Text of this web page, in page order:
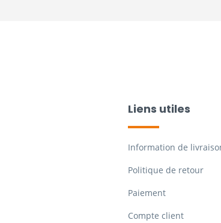
Liens utiles
Information de
Politique de retour
Paiement
Compte client